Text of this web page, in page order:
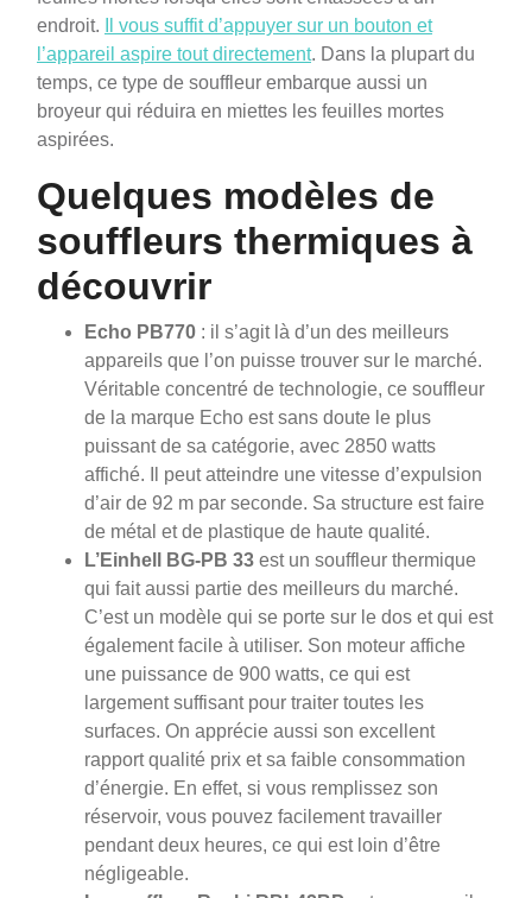
endroit.
Il vous suffit d’appuyer sur un bouton et
l’appareil aspire tout directement. Dans la plupart du
temps, ce type de souffleur embarque aussi un
broyeur qui réduira en miettes les feuilles mortes
aspirées.
Quelques modèles de
souffleurs thermiques à
découvrir
Echo PB770 : il s’agit là d’un des meilleurs
appareils que l’on puisse trouver sur le marché.
Véritable concentré de technologie, ce souffleur
de la marque Echo est sans doute le plus
puissant de sa catégorie, avec 2850 watts
affiché. Il peut atteindre une vitesse d’expulsion
d’air de 92 m par seconde. Sa structure est faire
de métal et de plastique de haute qualité.
L’Einhell BG-PB 33 est un souffleur thermique
qui fait aussi partie des meilleurs du marché.
C’est un modèle qui se porte sur le dos et qui est
également facile à utiliser. Son moteur affiche
une puissance de 900 watts, ce qui est
largement suffisant pour traiter toutes les
surfaces. On apprécie aussi son excellent
rapport qualité prix et sa faible consommation
d’énergie. En effet, si vous remplissez son
réservoir, vous pouvez facilement travailler
pendant deux heures, ce qui est loin d’être
négligeable.